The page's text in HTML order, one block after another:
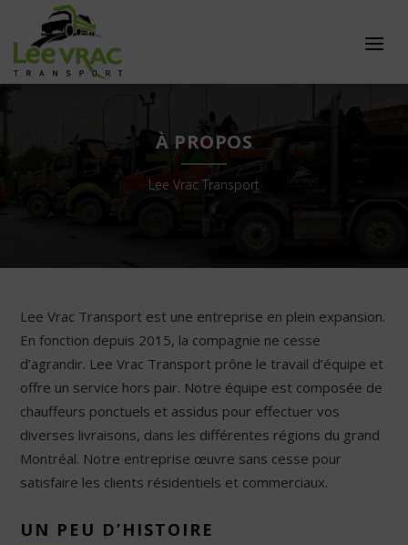
À PROPOS
Lee Vrac Transport
Lee Vrac Transport est une entreprise en plein expansion.
En fonction depuis 2015, la compagnie ne cesse
d’agrandir. Lee Vrac Transport prône le travail d’équipe et
offre un service hors pair. Notre équipe est composée de
chauffeurs ponctuels et assidus pour effectuer vos
diverses livraisons, dans les différentes régions du grand
Montréal. Notre entreprise œuvre sans cesse pour
satisfaire les clients résidentiels et commerciaux.
UN PEU D’HISTOIRE